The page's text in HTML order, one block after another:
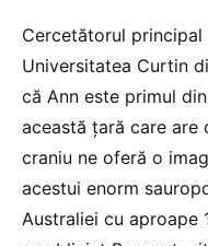
Cercetătorul principal
Universitatea Curtin
că Ann este primul
această ţară care are
craniu ne oferă o
acestui enorm
Australiei cu aproape